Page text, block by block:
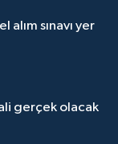
sınavı yer
gerçek olacak